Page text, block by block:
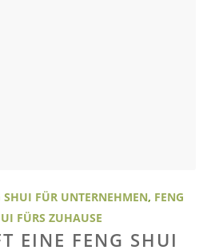
SHUI FÜR UNTERNEHMEN, FENG
FÜRS ZUHAUSE
EINE FENG SHUI